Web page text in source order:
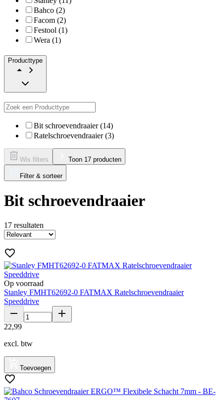
Bahco (2)
Facom (2)
Festool (1)
Wera (1)
Producttype
Bit schroevendraaier (14)
Ratelschroevendraaier (3)
Wis filters Toon 17 producten
Filter & sorteer
Bit schroevendraaier
17 resultaten
Op voorraad
Stanley FMHT62692-0 FATMAX Ratelschroevendraaier
Speeddrive
22,99
excl. btw
Toevoegen